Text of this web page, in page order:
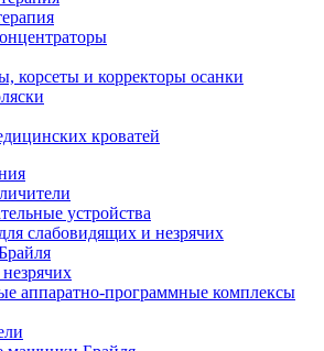
корсеты и корректоры осанки
кроватей
устройства
слабовидящих и незрячих
аппаратно-программные комплексы